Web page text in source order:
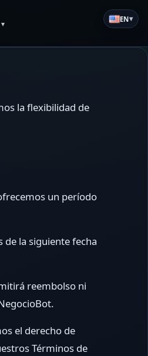
EN▾
la flexibilidad de
un período
la siguiente fecha
reembolso ni
el derecho de
Términos de